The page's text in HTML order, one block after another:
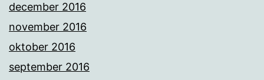
december 2016
november 2016
oktober 2016
september 2016